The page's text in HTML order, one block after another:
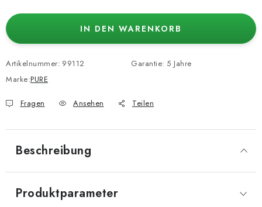
IN DEN WARENKORB
Artikelnummer: 99112
Marke:PURE
Garantie: 5 Jahre
Fragen Ansehen Teilen
Beschreibung
Produktparameter